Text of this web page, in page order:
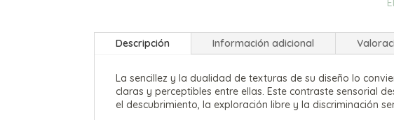
Descripción Información adicional
La sencillez y la dualidad de texturas de su diseño lo
claras y perceptibles entre ellas. Este contraste sensorial
el descubrimiento, la exploración libre y la discriminación